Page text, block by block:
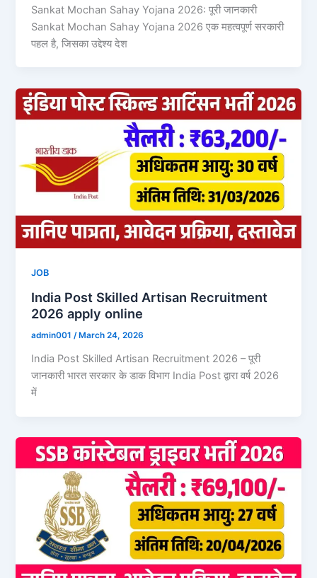
Sankat Mochan Sahay Yojana 2026: पूरी जानकारी
Sankat Mochan Sahay Yojana 2026 एक महत्वपूर्ण सरकारी
पहल है, जिसका उद्देश्य देश
JOB
India Post Skilled Artisan Recruitment
2026 apply online
admin001/March 24, 2026
India Post Skilled Artisan Recruitment 2026 – पूरी
जानकारी भारत सरकार के डाक विभाग India Post द्वारा वर्ष 2026
में